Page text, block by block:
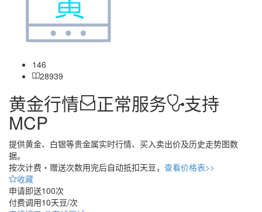
146
28939
黄金行情 正常服务 支持
MCP
提供黄金、白银等贵金属实时行情、买入卖出价及历史走势图数
据。
按次计费・ 赠送次数用完后自动抵扣天豆， 查看价格表>>
收藏
申请即送100次
付费调用10天豆/次